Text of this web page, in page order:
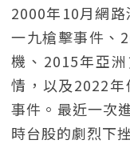
2000年10月網
一九槍擊事件、
機、2015年亞
情，以及2022
事件。最近一次
時台股的劇烈下